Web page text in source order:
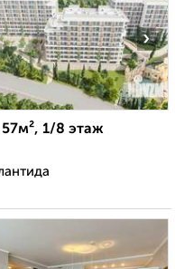
›
1/8 этаж